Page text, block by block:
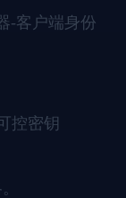
‑客户端身份
控密钥